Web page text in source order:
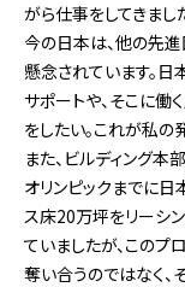
がら仕事をしてきまし
今の日本は、他の先
懸念されています。
サポートや、そこに
をしたい。これが私の
また、ビルディング
オリンピックまでに
ス床20万坪をリーシ
ていましたが、このプ
奪い合うのではなく、